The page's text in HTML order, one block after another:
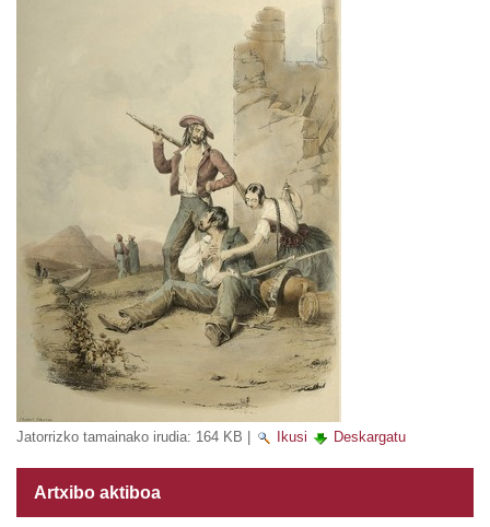
Jatorrizko tamainako irudia: 164 KB Ikusi Deskargatu
Artxibo aktiboa